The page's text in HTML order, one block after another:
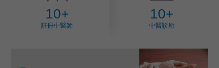
10+
註冊中醫師
10+
中醫診所